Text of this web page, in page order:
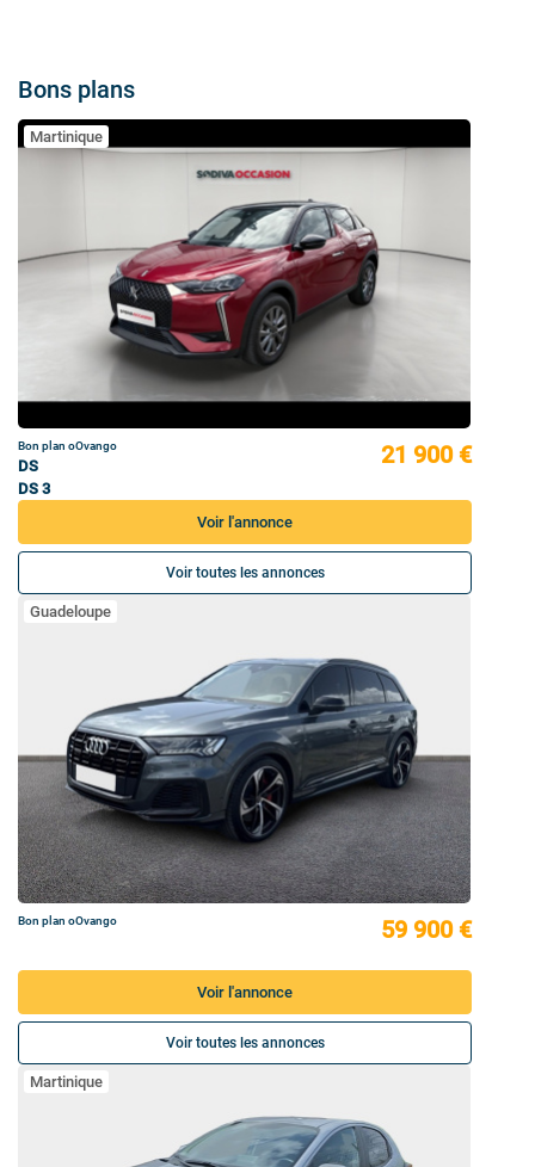
Bons plans
Martinique
Bon plan oOvango
DS
DS 3
21 900 €
Voir l'annonce
Voir toutes les annonces
Guadeloupe
Bon plan oOvango 59 900 €
Voir l'annonce
Voir toutes les annonces
Martinique